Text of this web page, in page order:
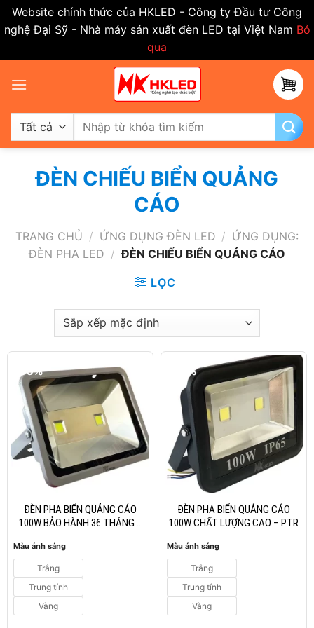
Website chính thức của HKLED - Công ty Đầu tư Công
nghệ Đại Sỹ - Nhà máy sản xuất đèn LED tại Việt Nam Bỏ
qua
qua
dung
Tìm
kiếm:
ĐÈN CHIẾU BIỂN QUẢNG
CÁO
TRANG CHỦ / ỨNG DỤNG ĐÈN LED / ỨNG DỤNG:
ĐÈN PHA LED / ĐÈN CHIẾU BIỂN QUẢNG CÁO
LỌC
-50%
ĐÈN PHA BIỂN QUẢNG CÁO
100W BẢO HÀNH 36 THÁNG –
Màu ánh sáng
Trắng
Trung tính
Vàng
Giá
Giá
-50%
ĐÈN PHA BIỂN QUẢNG CÁO
100W CHẤT LƯỢNG CAO – PTR
Màu ánh sáng
Trắng
Trung tính
Vàng
Giá
Giá